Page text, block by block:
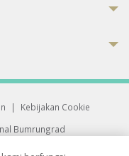
|
Kebijakan Cookie
Bumrungrad